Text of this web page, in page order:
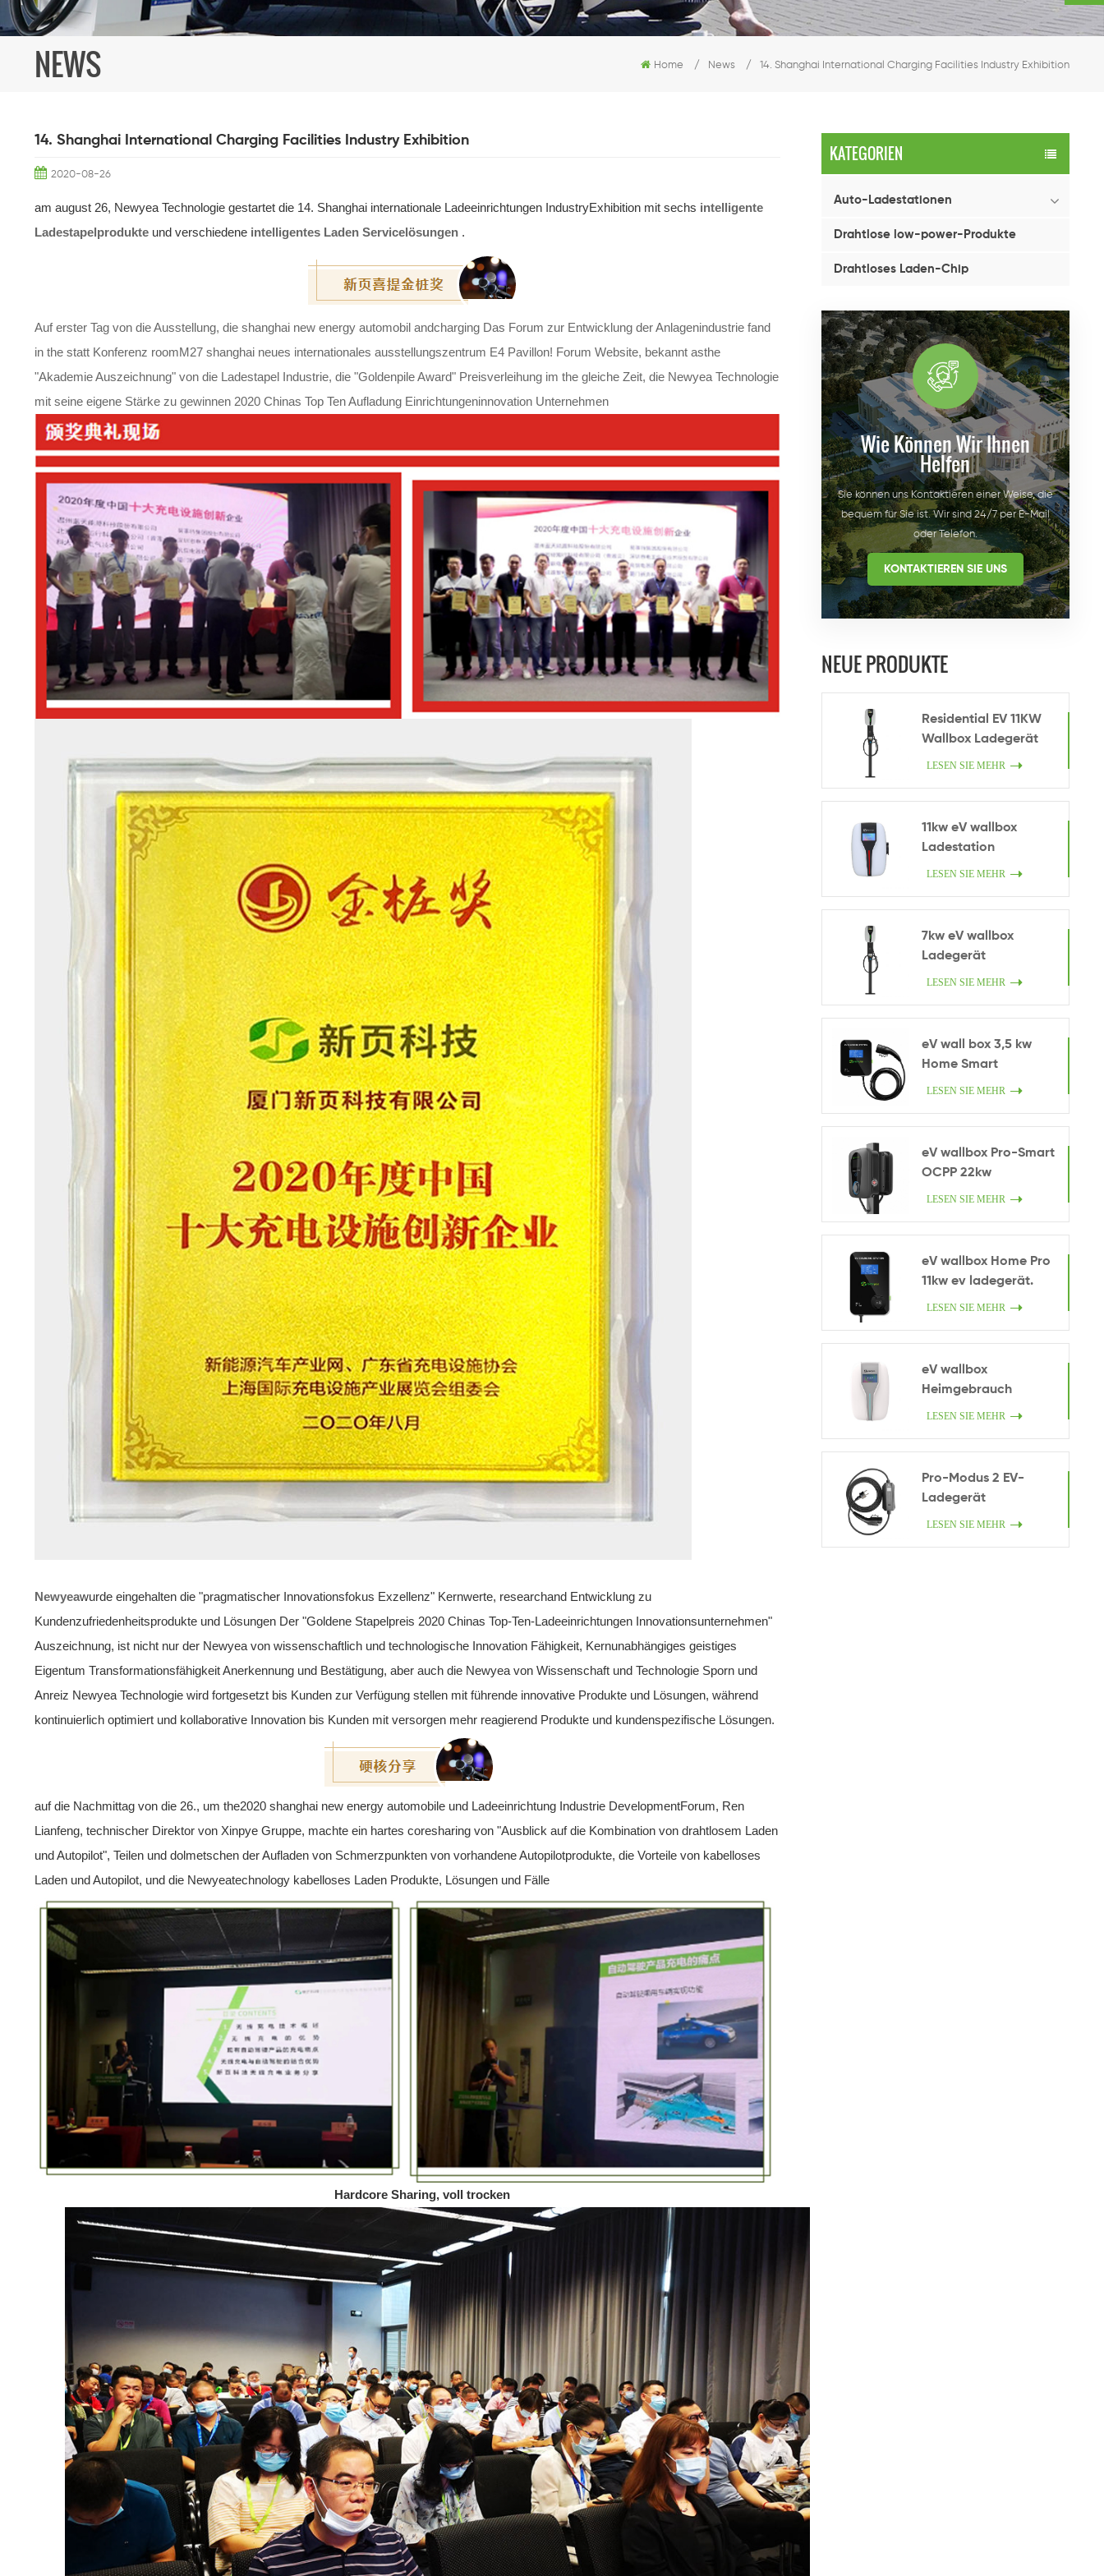
NEWS Home / News / 14. Shanghai International Charging Facilities Industry Exhibition
KATEGORIEN
Auto-Ladestationen
Drahtlose low-power-Produkte
Drahtloses Laden-Chip
Wie Können Wir Ihnen
Helfen
Sie können uns Kontaktieren einer Weise, die
bequem für Sie ist. Wir sind 24/7 per E-Mail
oder Telefon.
KONTAKTIEREN SIE UNS
NEUE PRODUKTE
Residential EV 11KW
Wallbox Ladegerät
LESEN SIE MEHR
11kw eV wallbox
Ladestation
LESEN SIE MEHR
7kw eV wallbox
Ladegerät
LESEN SIE MEHR
eV wall box 3,5 kw
Home Smart
Ladegerät.
LESEN SIE MEHR
eV wallbox Pro-Smart
OCPP 22kw
LESEN SIE MEHR
eV wallbox Home Pro
11kw ev ladegerät.
LESEN SIE MEHR
eV wallbox
Heimgebrauch
LESEN SIE MEHR
Pro-Modus 2 EV-
Ladegerät
LESEN SIE MEHR
14. Shanghai International Charging Facilities Industry Exhibition
2020-08-26
am august 26, Newyea Technologie gestartet die 14. Shanghai internationale Ladeeinrichtungen IndustryExhibition mit sechs intelligente
Ladestapelprodukte und verschiedene intelligentes Laden Servicelösungen .
Auf erster Tag von die Ausstellung, die shanghai new energy automobil andcharging Das Forum zur Entwicklung der Anlagenindustrie fand
in the statt Konferenz roomM27 shanghai neues internationales ausstellungszentrum E4 Pavillon! Forum Website, bekannt asthe
"Akademie Auszeichnung" von die Ladestapel Industrie, die "Goldenpile Award" Preisverleihung im the gleiche Zeit, die Newyea Technologie
mit seine eigene Stärke zu gewinnen 2020 Chinas Top Ten Aufladung Einrichtungeninnovation Unternehmen
Newyeawurde eingehalten die "pragmatischer Innovationsfokus Exzellenz" Kernwerte, researchand Entwicklung zu
Kundenzufriedenheitsprodukte und Lösungen Der "Goldene Stapelpreis 2020 Chinas Top-Ten-Ladeeinrichtungen Innovationsunternehmen"
Auszeichnung, ist nicht nur der Newyea von wissenschaftlich und technologische Innovation Fähigkeit, Kernunabhängiges geistiges
Eigentum Transformationsfähigkeit Anerkennung und Bestätigung, aber auch die Newyea von Wissenschaft und Technologie Sporn und
Anreiz Newyea Technologie wird fortgesetzt bis Kunden zur Verfügung stellen mit führende innovative Produkte und Lösungen, während
kontinuierlich optimiert und kollaborative Innovation bis Kunden mit versorgen mehr reagierend Produkte und kundenspezifische Lösungen.
auf die Nachmittag von die 26., um the2020 shanghai new energy automobile und Ladeeinrichtung Industrie DevelopmentForum, Ren
Lianfeng, technischer Direktor von Xinpye Gruppe, machte ein hartes coresharing von "Ausblick auf die Kombination von drahtlosem Laden
und Autopilot", Teilen und dolmetschen der Aufladen von Schmerzpunkten von vorhandene Autopilotprodukte, die Vorteile von kabelloses
Laden und Autopilot, und die Newyeatechnology kabelloses Laden Produkte, Lösungen und Fälle
Hardcore Sharing, voll trocken